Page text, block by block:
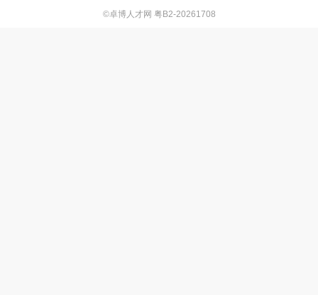
©卓博人才网 粤B2-20261708